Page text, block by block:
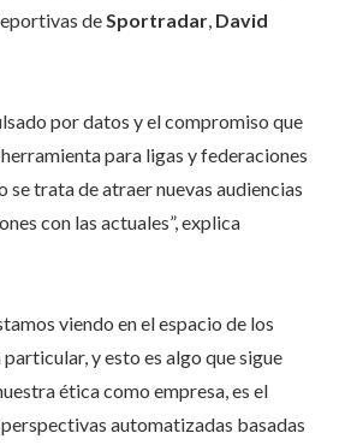
deSportradar, David
por datos y el compromiso que
para ligas y federaciones
se trata de atraer nuevas audiencias
con las actuales”, explica
viendo en el espacio de los
y esto es algo que sigue
ética como empresa, es el
automatizadas basadas